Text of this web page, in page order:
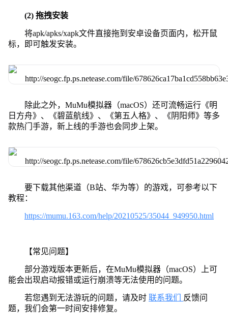
(2) 拖拽安装
将apk/apks/xapk文件直接拖到安卓设备页面内，松开鼠
标，即可触发安装。
除此之外，MuMu模拟器（macOS）还可流畅运行《明
日方舟》、《碧蓝航线》、《第五人格》、《阴阳师》等多
款热门手游，新上线的手游也会同步上架。
要下载其他渠道（B站、华为等）的游戏，可参考以下
教程：
https://mumu.163.com/help/20210525/35044_949950.html
【常见问题】
部分游戏版本更新后，在MuMu模拟器（macOS）上可
能会出现启动报错或运行崩溃等无法使用的问题。
若您遇到无法游玩的问题，请及时 联系我们
反馈问
题，我们会第一时间安排修复。